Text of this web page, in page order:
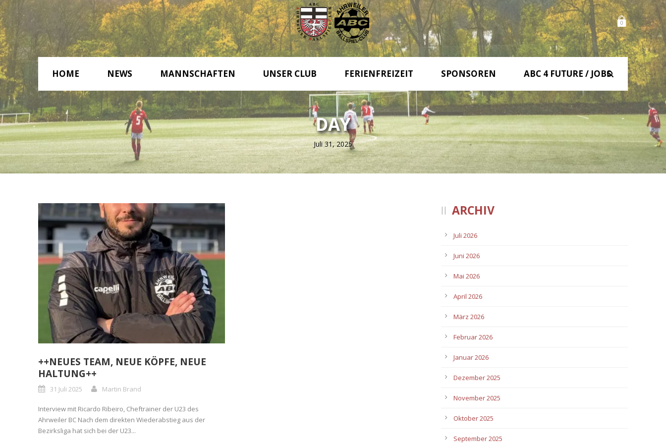
0
HOME NEWS MANNSCHAFTEN UNSER CLUB FERIENFREIZEIT SPONSOREN ABC 4 FUTURE / JOBS
DAY
Juli 31, 2025
++NEUES TEAM, NEUE KÖPFE, NEUE
HALTUNG++
31 Juli 2025 Martin Brand
Interview mit Ricardo Ribeiro, Cheftrainer der U23 des
Ahrweiler BC Nach dem direkten Wiederabstieg aus der
Bezirksliga hat sich bei der U23...
ARCHIV
Juli 2026
Juni 2026
Mai 2026
April 2026
März 2026
Februar 2026
Januar 2026
Dezember 2025
November 2025
Oktober 2025
September 2025